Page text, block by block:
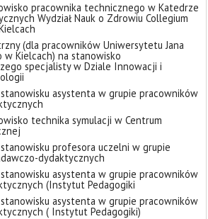
pracownika technicznego w Katedrze
Wydział Nauk o Zdrowiu Collegium
(dla pracowników Uniwersytetu Jana
w Kielcach) na stanowisko
specjalisty w Dziale Innowacji i
asystenta w grupie pracowników
technika symulacji w Centrum
profesora uczelni w grupie
dydaktycznych
asystenta w grupie pracowników
(Instytut Pedagogiki
asystenta w grupie pracowników
( Instytut Pedagogiki)